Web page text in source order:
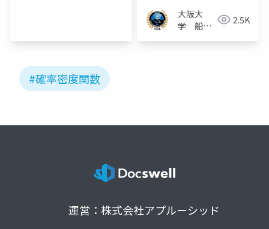
大阪大
学 船舶
2.5K
#確率密度関数
運営：株式会社アプルーシッド